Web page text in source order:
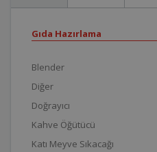
Gıda Hazırlama
Blender
Diğer
Doğrayıcı
Kahve Öğütücü
Katı Meyve Sıkacağı